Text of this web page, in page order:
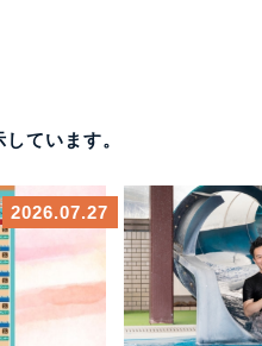
ています。
2026.07.27